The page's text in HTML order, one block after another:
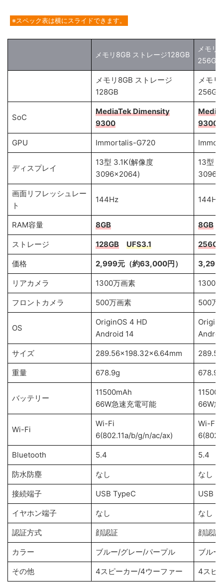
※スペック表は横にスライドできます。
メモリ8GB ストレージ128GB
メモリ
256GB
メモリ8GB ストレージ
128GB
メモ
256GB
SoC
MediaTek Dimensity
9300
9300
GPU Immortalis-G720
ディスプレイ
13型 3.1K(解像度
3096×2064)
13型
画面リフレッシュレー
ト
144Hz 144Hz
RAM容量 8GB 8GB
ストレージ 128GB UFS3.1 256GB
価格 2,999元（約63,000円） 3,299
リアカメラ 1300万画素 1300
フロントカメラ 500万画素 500万
OS
OriginOS 4 HD
Android 14
サイズ 289.56×198.32×6.64mm
重量 678.9g 678.9g
バッテリー
11500mAh
66W急速充電可能
66W
Wi-Fi
Wi-Fi
6(802.11a/b/g/n/ac/ax)
Wi-Fi
Bluetooth 5.4 5.4
防水防塵 なし なし
接続端子 USB TypeC USB
イヤホン端子 なし なし
認証方式 顔認証 顔認証
カラー ブルー/グレー/パープル ブルー
その他 4スピーカー/4ウーファー 4スピ